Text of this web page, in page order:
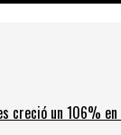
creció un 106% en